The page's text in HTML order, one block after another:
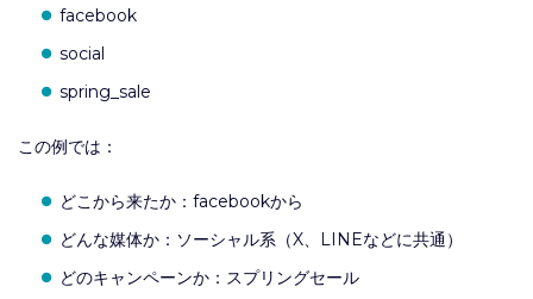
facebook
social
spring_sale
この例では：
どこから来たか：facebookから
どんな媒体か：ソーシャル系（X、LINEなどに共通）
どのキャンペーンか：スプリングセール